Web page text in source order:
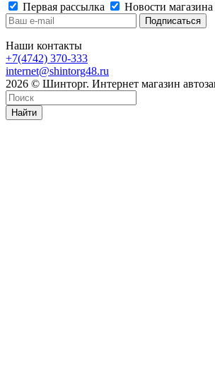
Первая рассылка
Новости магазина
Наши контакты
+7(4742) 370-333
internet@shintorg48.ru
2026 © Шинторг. Интернет магазин
Найти